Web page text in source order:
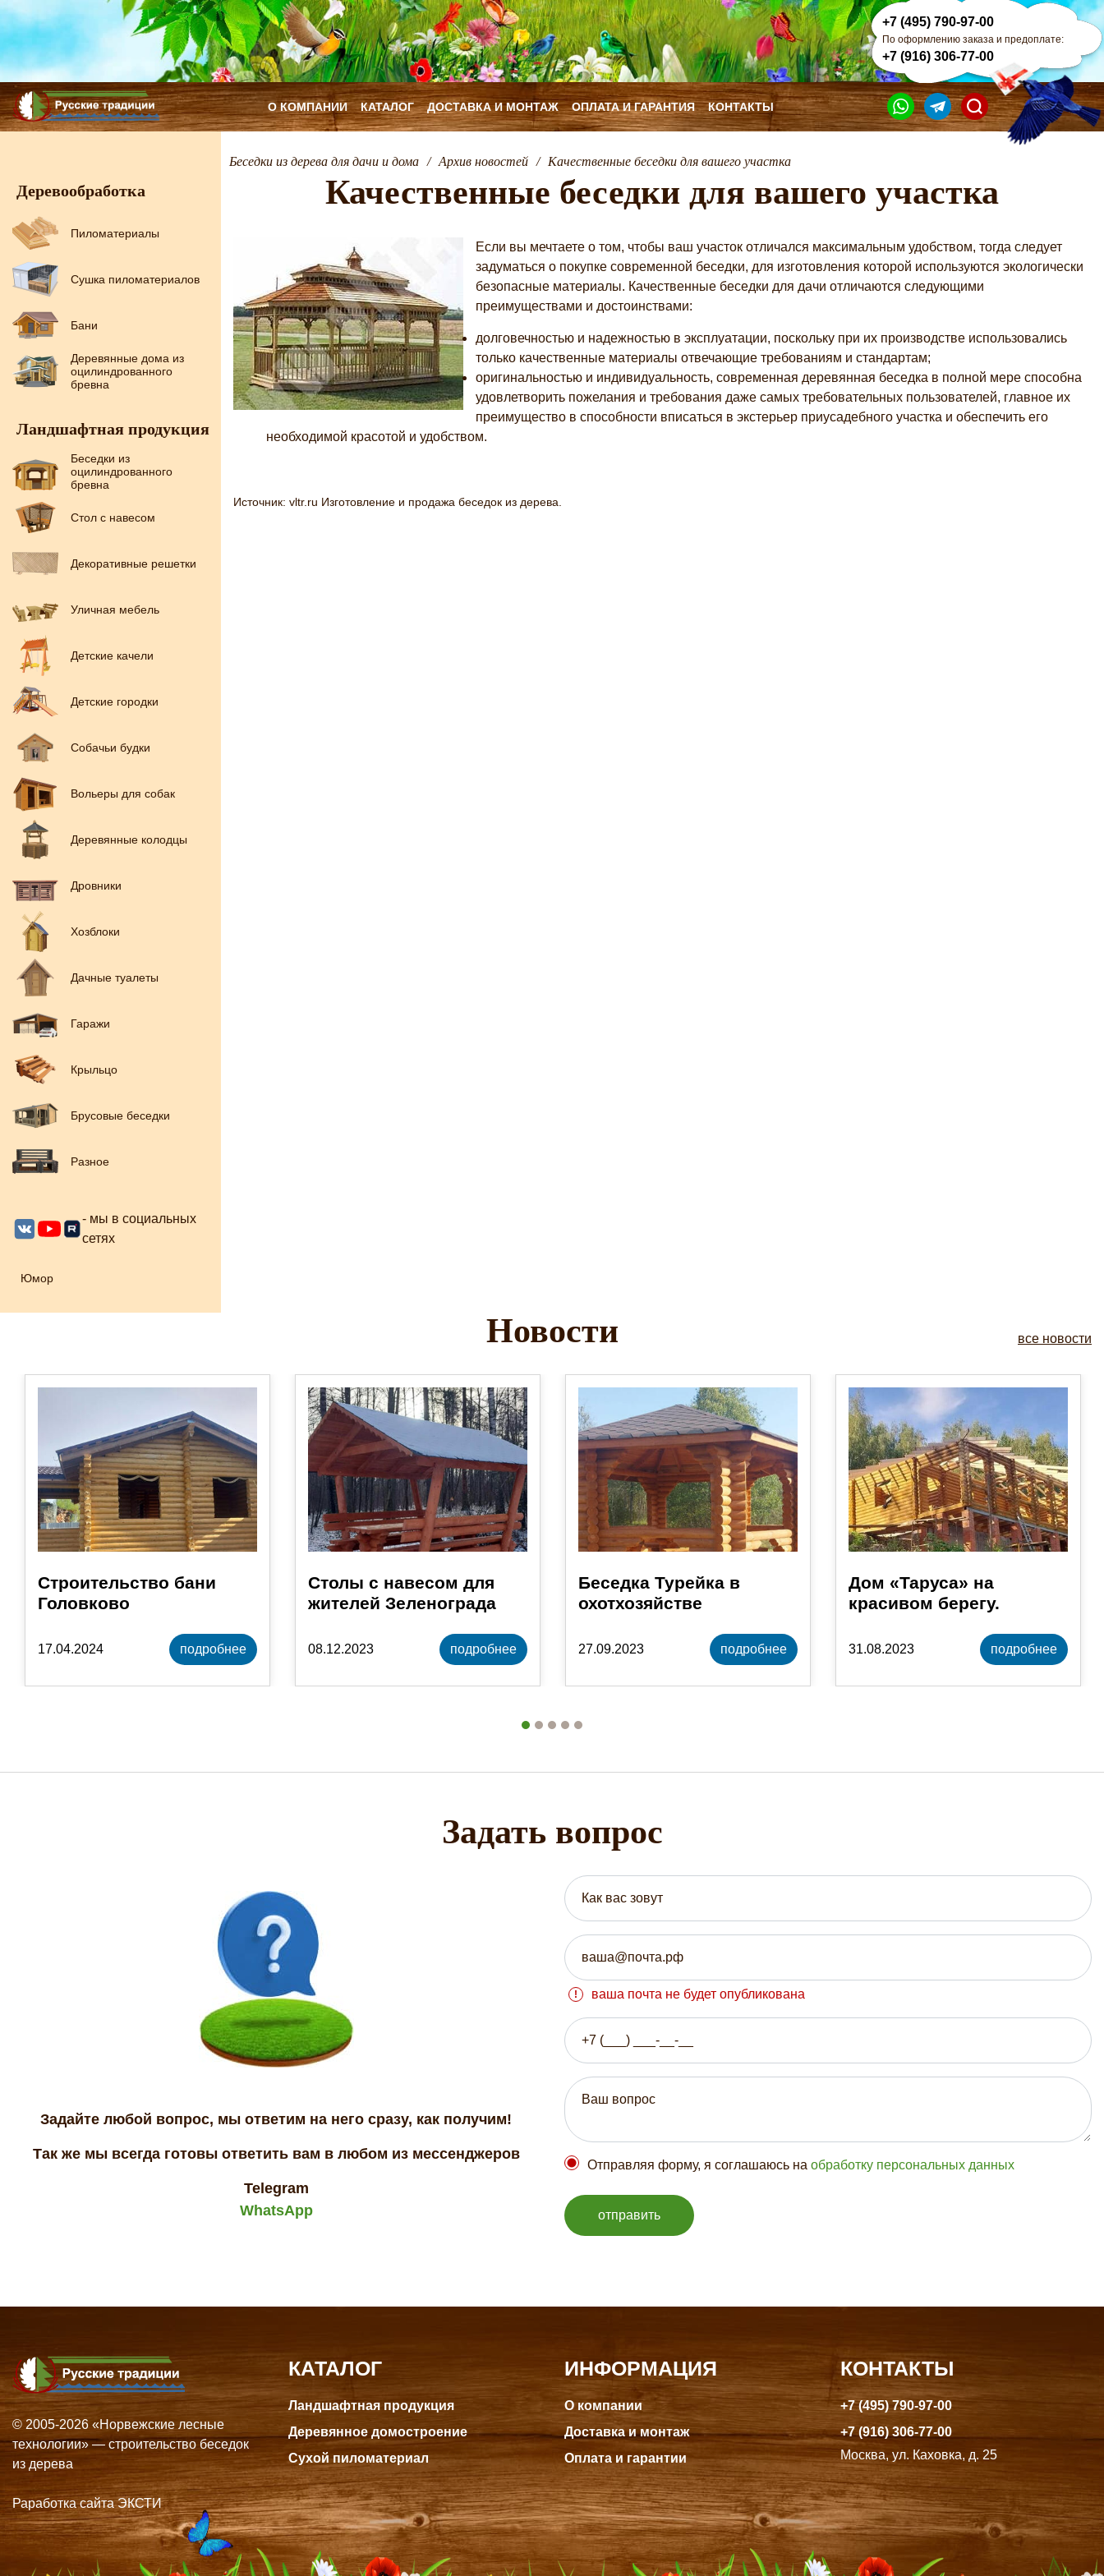
О КОМПАНИИ ДОСТАВКА И МОНТАЖ ОПЛАТА И ГАРАНТИЯ КОНТАКТЫ
КАТАЛОГ
+7 (495) 790-97-00
По оформлению заказа и предоплате:
+7 (916) 306-77-00
Деревообработка
Пиломатериалы
Сушка пиломатериалов
Бани
Деревянные дома из
оцилиндрованного
бревна
Ландшафтная продукция
Беседки из
оцилиндрованного
бревна
Стол с навесом
Декоративные решетки
Уличная мебель
Детские качели
Детские городки
Собачьи будки
Вольеры для собак
Деревянные колодцы
Дровники
Хозблоки
Дачные туалеты
Гаражи
Крыльцо
Брусовые беседки
Разное
- мы в социальных
сетях
Юмор
Беседки из дерева для дачи и дома / Архив новостей / Качественные беседки для вашего участка
Качественные беседки для вашего участка
Если вы мечтаете о том, чтобы ваш участок отличался максимальным удобством, тогда следует
задуматься о покупке современной беседки, для изготовления которой используются экологически
безопасные материалы. Качественные беседки для дачи отличаются следующими
преимуществами и достоинствами:
долговечностью и надежностью в эксплуатации, поскольку при их производстве использовались
только качественные материалы отвечающие требованиям и стандартам;
оригинальностью и индивидуальность, современная деревянная беседка в полной мере способна
удовлетворить пожелания и требования даже самых требовательных пользователей, главное их
преимущество в способности вписаться в экстерьер приусадебного участка и обеспечить его
необходимой красотой и удобством.
Источник: vltr.ru Изготовление и продажа беседок из дерева.
Новости все новости
Строительство бани
Головково
17.04.2024 подробнее
Столы с навесом для
жителей Зеленограда
08.12.2023 подробнее
Беседка Турейка в
охотхозяйстве
27.09.2023 подробнее
Дом «Таруса» на
красивом берегу.
31.08.2023 подробнее
Задать вопрос
Задайте любой вопрос, мы ответим на него сразу, как получим!
Так же мы всегда готовы ответить вам в любом из мессенджеров
Telegram
WhatsApp
ваша почта не будет опубликована
Отправляя форму, я соглашаюсь на обработку персональных данных
отправить
КАТАЛОГ
Ландшафтная продукция
Деревянное домостроение
Сухой пиломатериал
ИНФОРМАЦИЯ
О компании
Доставка и монтаж
Оплата и гарантии
КОНТАКТЫ
+7 (495) 790-97-00
+7 (916) 306-77-00
Москва, ул. Каховка, д. 25
© 2005-2026 «Норвежские лесные
технологии» — строительство беседок
из дерева
Раработка сайта ЭКСТИ